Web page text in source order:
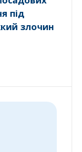
під
злочин